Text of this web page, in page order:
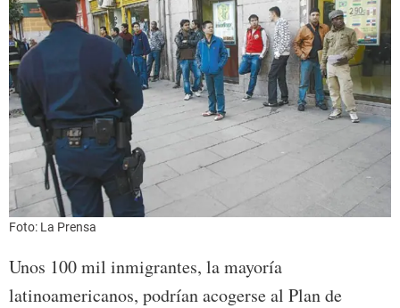
Foto: La Prensa
Unos 100 mil inmigrantes, la mayoría
latinoamericanos, podrían acogerse al Plan de